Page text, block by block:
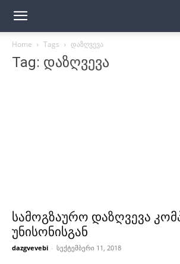
Home Tags დაზღვევა
Tag: დაზღვევა
სამოგზაურო დაზღვევა
უნისონისგან
dazgvevebi - სექტემბერი 11, 2018